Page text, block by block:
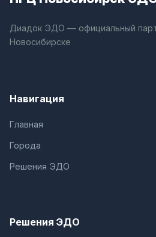
Диадок ЭДО — официальный
Новосибирске
Навигация
Главная
Города
Решения ЭДО
Решения ЭДО